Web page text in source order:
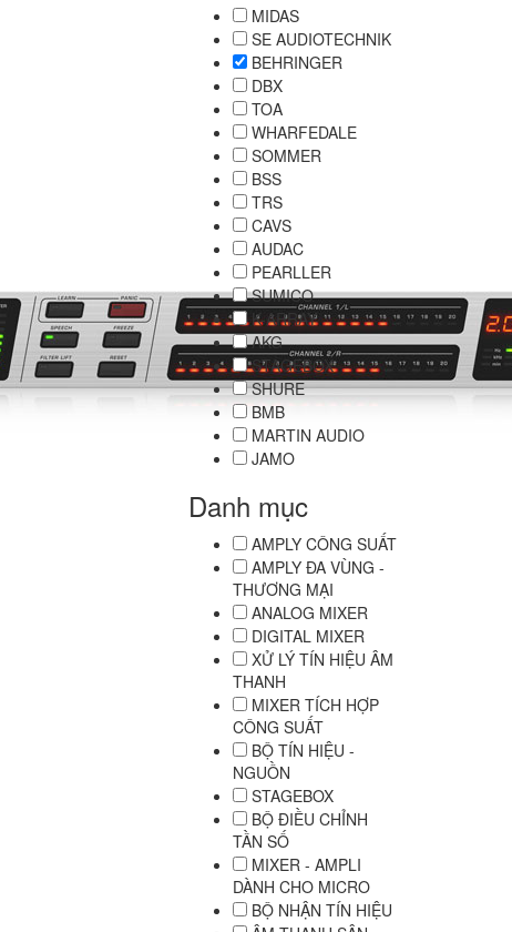
MIDAS
SE AUDIOTECHNIK
BEHRINGER
DBX
TOA
WHARFEDALE
SOMMER
BSS
TRS
CAVS
AUDAC
PEARLLER
SUMICO
K-ARRAY
AKG
STAGEBOX
SHURE
BMB
MARTIN AUDIO
JAMO
Danh mục
AMPLY CÔNG SUẤT
AMPLY ĐA VÙNG -
THƯƠNG MẠI
ANALOG MIXER
DIGITAL MIXER
XỬ LÝ TÍN HIỆU ÂM
THANH
MIXER TÍCH HỢP
CÔNG SUẤT
BỘ TÍN HIỆU -
NGUỒN
STAGEBOX
BỘ ĐIỀU CHỈNH
TẦN SỐ
MIXER - AMPLI
DÀNH CHO MICRO
BỘ NHẬN TÍN HIỆU